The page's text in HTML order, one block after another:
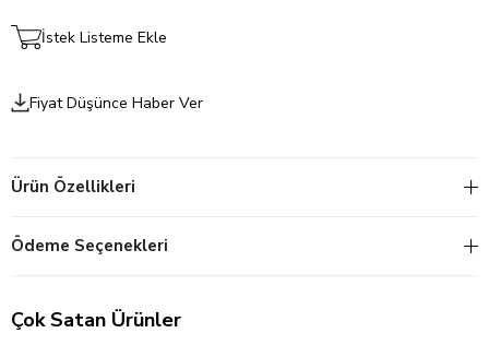
İstek Listeme Ekle
Fiyat Düşünce Haber Ver
Ürün Özellikleri
Ödeme Seçenekleri
Çok Satan Ürünler